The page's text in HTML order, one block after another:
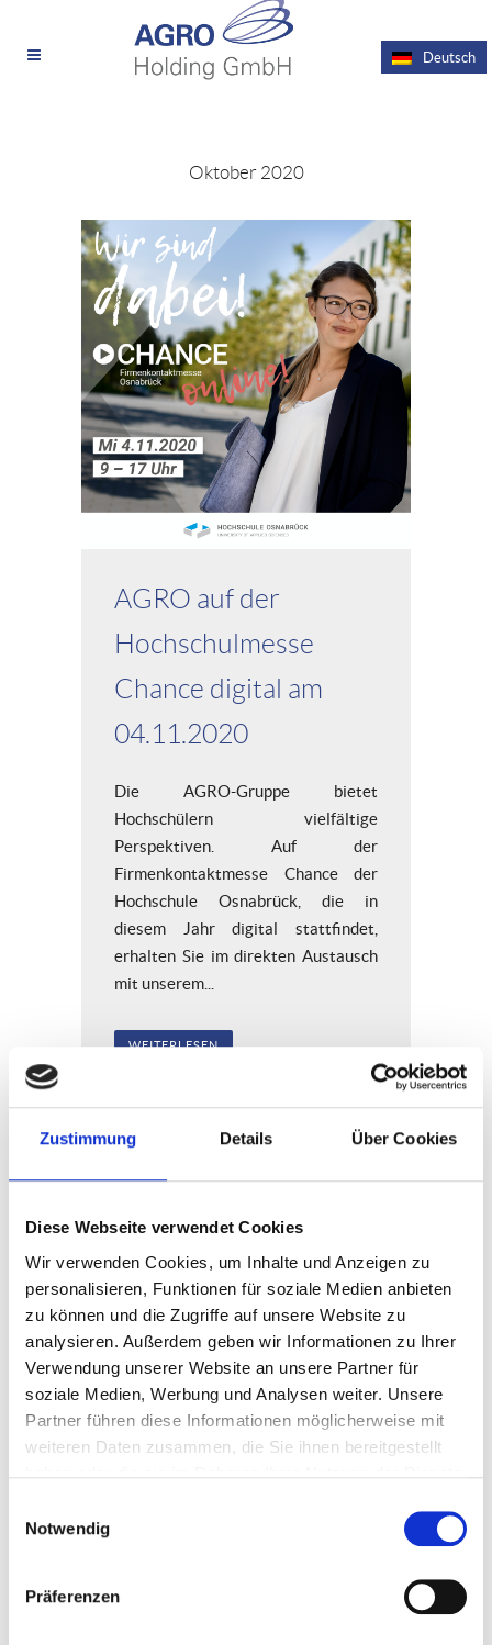
Zustimmung Details Über Cookies
Diese Webseite verwendet Cookies
Wir verwenden Cookies, um Inhalte und Anzeigen zu
personalisieren, Funktionen für soziale Medien anbieten
zu können und die Zugriffe auf unsere Website zu
analysieren. Außerdem geben wir Informationen zu Ihrer
Verwendung unserer Website an unsere Partner für
soziale Medien, Werbung und Analysen weiter. Unsere
Partner führen diese Informationen möglicherweise mit
weiteren Daten zusammen, die Sie ihnen bereitgestellt
Notwendig
Präferenzen
Deutsch
Oktober 2020
AGRO auf der
Hochschulmesse
Chance digital am
04.11.2020
Die AGRO-Gruppe bietet
Hochschülern vielfältige
Perspektiven. Auf der
Firmenkontaktmesse Chance der
Hochschule Osnabrück, die in
diesem Jahr digital stattfindet,
erhalten Sie im direkten Austausch
mit unserem...
WEITERLESEN
28
Oktober